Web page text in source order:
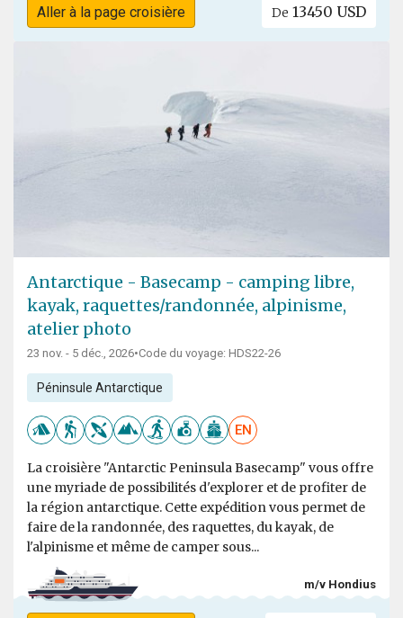
Aller à la page croisière De 13450 USD
Antarctique - Basecamp - camping libre,
kayak, raquettes/randonnée, alpinisme,
atelier photo
23 nov. - 5 déc., 2026•Code du voyage: HDS22-26
Péninsule Antarctique
EN
La croisière "Antarctic Peninsula Basecamp" vous offre
une myriade de possibilités d'explorer et de profiter de
la région antarctique. Cette expédition vous permet de
faire de la randonnée, des raquettes, du kayak, de
l'alpinisme et même de camper sous...
m/v Hondius